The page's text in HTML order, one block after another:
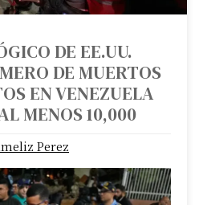
DE EE.UU.
DE MUERTOS
EN VENEZUELA
MENOS 10,000
Perez